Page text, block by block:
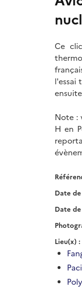
Ce
l'essai
Note :
H en
Date
Date
Lieu(x)